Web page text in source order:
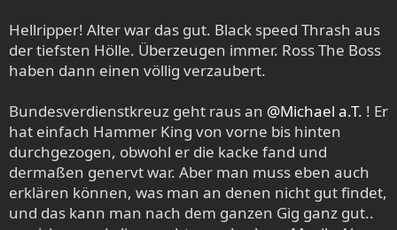
Hellripper! Alter war das gut. Black speed Thrash aus
der tiefsten Hölle. Überzeugen immer. Ross The Boss
haben dann einen völlig verzaubert.
Bundesverdienstkreuz geht raus an @Michael a.T. ! Er
hat einfach Hammer King von vorne bis hinten
durchgezogen, obwohl er die kacke fand und
dermaßen genervt war. Aber man muss eben auch
erklären können, was man an denen nicht gut findet,
und das kann man nach dem ganzen Gig ganz gut..